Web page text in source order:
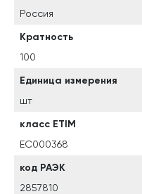
Россия
Кратность
100
Единица измерения
шт
класс ETIM
EC000368
код РАЭК
2857810